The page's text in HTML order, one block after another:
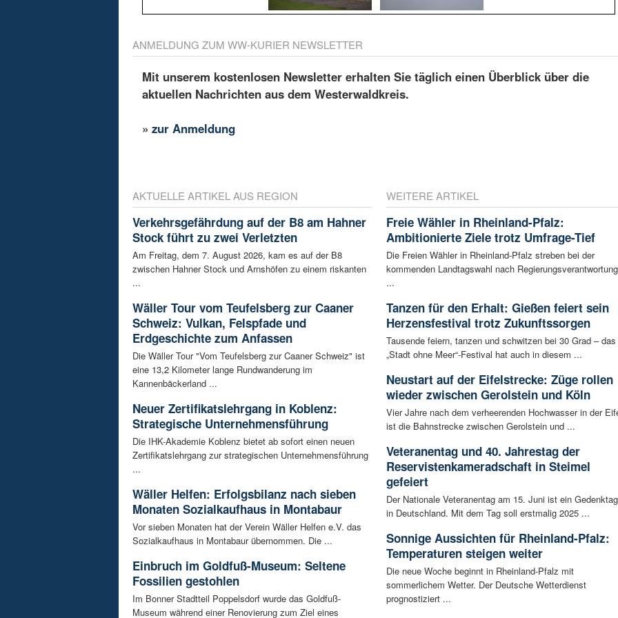
ANMELDUNG ZUM WW-KURIER NEWSLETTER
Mit unserem kostenlosen Newsletter erhalten Sie täglich einen Überblick über die
aktuellen Nachrichten aus dem Westerwaldkreis.
»zur Anmeldung
AKTUELLE ARTIKEL AUS REGION
Verkehrsgefährdung auf der B8 am Hahner
Stock führt zu zwei Verletzten
Am Freitag, dem 7. August 2026, kam es auf der B8
zwischen Hahner Stock und Arnshöfen zu einem riskanten
...
Wäller Tour vom Teufelsberg zur Caaner
Schweiz: Vulkan, Felspfade und
Erdgeschichte zum Anfassen
Die Wäller Tour "Vom Teufelsberg zur Caaner Schweiz" ist
eine 13,2 Kilometer lange Rundwanderung im
Kannenbäckerland ...
Neuer Zertifikatslehrgang in Koblenz:
Strategische Unternehmensführung
Die IHK-Akademie Koblenz bietet ab sofort einen neuen
Zertifikatslehrgang zur strategischen Unternehmensführung
...
Wäller Helfen: Erfolgsbilanz nach sieben
Monaten Sozialkaufhaus in Montabaur
Vor sieben Monaten hat der Verein Wäller Helfen e.V. das
Sozialkaufhaus in Montabaur übernommen. Die ...
Einbruch im Goldfuß-Museum: Seltene
Fossilien gestohlen
Im Bonner Stadtteil Poppelsdorf wurde das Goldfuß-
Museum während einer Renovierung zum Ziel eines
WEITERE ARTIKEL
Freie Wähler in Rheinland-Pfalz:
Ambitionierte Ziele trotz Umfrage-Tief
Die Freien Wähler in Rheinland-Pfalz streben bei der
kommenden Landtagswahl nach
...
Tanzen für den Erhalt: Gießen feiert sein
Herzensfestival trotz Zukunftssorgen
Tausende feiern, tanzen und schwitzen bei 30 Grad – das
„Stadt ohne Meer“-Festival hat auch in diesem ...
Neustart auf der Eifelstrecke: Züge rollen
wieder zwischen Gerolstein und Köln
Vier Jahre nach dem verheerenden Hochwasser in der
ist die Bahnstrecke zwischen Gerolstein und ...
Veteranentag und 40. Jahrestag der
Reservistenkameradschaft in Steimel
gefeiert
Der Nationale Veteranentag am 15. Juni ist ein Gedenktag
in Deutschland. Mit dem Tag soll erstmalig 2025 ...
Sonnige Aussichten für Rheinland-Pfalz:
Temperaturen steigen weiter
Die neue Woche beginnt in Rheinland-Pfalz mit
sommerlichem Wetter. Der Deutsche Wetterdienst
prognostiziert ...